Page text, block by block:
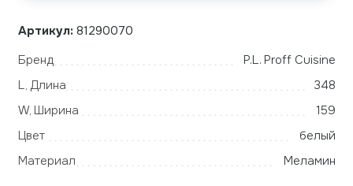
Артикул: 81290070
Бренд
P.L. Proff Cuisine
L, Длина
348
W, Ширина
159
Цвет
белый
Материал
Меламин